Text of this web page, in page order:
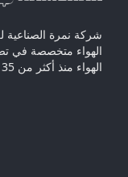
شركة نمرة الصناعية
الهواء متخصصة في
الهواء منذ أكثر من 35 عاماً.